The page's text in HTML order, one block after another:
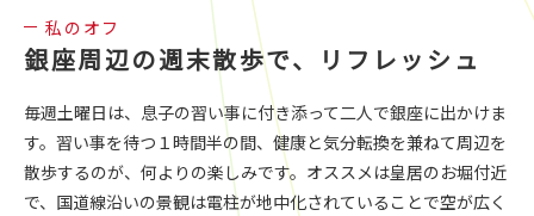
私のオフ
銀座周辺の週末散歩で、リフレッシュ
毎週土曜日は、息子の習い事に付き添って二人で銀座に出かけま
す。習い事を待つ１時間半の間、健康と気分転換を兼ねて周辺を
散歩するのが、何よりの楽しみです。オススメは皇居のお堀付近
で、国道線沿いの景観は電柱が地中化されていることで空が広く